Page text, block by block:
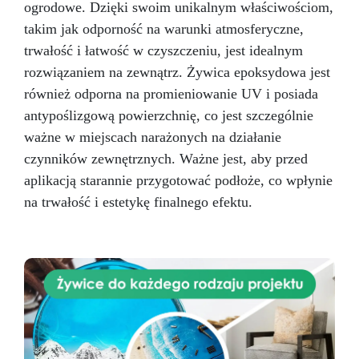
tworzenia unikatowych i profesjonalnych
projektów. Tabela zastosowań Branża
Zastosowania Twardość Shore A Linia
produktów Rękodzieło i modelarstwo
Jubilerstwo, miniatury, mydła i kosmetyki stałe
10–20 Pure Mold Sztuka i rzeźba Rzeźby,
artystyczne odlewy 20–30 Pure Mold
Budownictwo i konstrukcje Formy do betonu,
kamienie dekoracyjne 30 Pure Mold
Prototypowanie Szybkie prototypy, części
mechaniczne 30 Pure Mold Film i efekty
specjalne Protezy i efekty sceniczne 10 Pure
Mold Dane techniczne: Kolor: Przeźroczysty
mieszania (A:B): 1:1 (waga) Czas pracy (25 °C):
30–40 minut Czas utwardzania (25 °C): 3–5
godzin Twardość Shore A: 10±2 Wydłużenie (%):
450 Wytrzymałość na rozciąganie (MPa): 3,2
Instrukcje użycia i wskazówki techniczne
Przygotowanie mieszanki: Wymieszaj część A
ogrodowe. Dzięki swoim unikalnym właściwościom,
takim jak odporność na warunki atmosferyczne,
trwałość i łatwość w czyszczeniu, jest idealnym
rozwiązaniem na zewnątrz. Żywica epoksydowa jest
również odporna na promieniowanie UV i posiada
antypoślizgową powierzchnię, co jest szczególnie
ważne w miejscach narażonych na działanie
czynników zewnętrznych. Ważne jest, aby przed
aplikacją starannie przygotować podłoże, co wpłynie
na trwałość i estetykę finalnego efektu.